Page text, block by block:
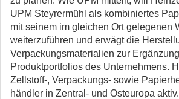
UPM Steyrermühl als kombiniertes
mit seinem im gleichen Ort gelegenen
weiterzuführen und erwägt die
Verpackungsmaterialien zur
Produktportfolios des Unternehmens.
Zellstoff-, Verpackungs- sowie
händler in Zentral- und Osteuropa aktiv.